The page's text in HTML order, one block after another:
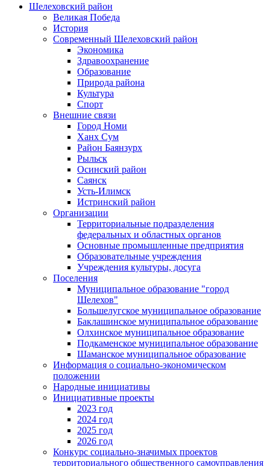
Шелеховский район
Великая Победа
История
Современный Шелеховский район
Экономика
Здравоохранение
Образование
Природа района
Культура
Спорт
Внешние связи
Город Номи
Ханх Сум
Район Баянзурх
Рыльск
Осинский район
Саянск
Усть-Илимск
Истринский район
Организации
Территориальные подразделения
федеральных и областных органов
Основные промышленные предприятия
Образовательные учреждения
Учреждения культуры, досуга
Поселения
Муниципальное образование "город
Шелехов"
Большелугское муниципальное образование
Баклашинское муниципальное образование
Олхинское муниципальное образование
Подкаменское муниципальное образование
Шаманское муниципальное образование
Информация о социально-экономическом
положении
Народные инициативы
Инициативные проекты
2023 год
2024 год
2025 год
2026 год
Конкурс социально-значимых проектов
территориального общественного самоуправления